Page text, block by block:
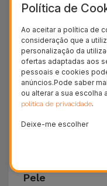
Conheça a
Apresentamos a
o cocktail perfeito
funcionalidade e
partir de pele com
esta capa para
acabamentos
Características
Pele
Política de
Ao aceitar a política de
consideração que a
personalização da
ofertas adaptadas aos
pessoais e cookies
anúncios.Pode saber
ou alterar a sua escolha
política de privacidade.
Deixe-me escolher